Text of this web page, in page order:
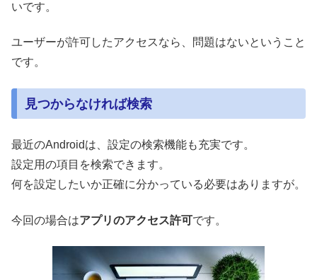
いです。
ユーザーが許可したアクセスなら、問題はないということ
です。
見つからなければ検索
最近のAndroidは、設定の検索機能も充実です。
設定用の項目を検索できます。
何を設定したいか正確に分かっている必要はありますが。
今回の場合はアプリのアクセス許可です。